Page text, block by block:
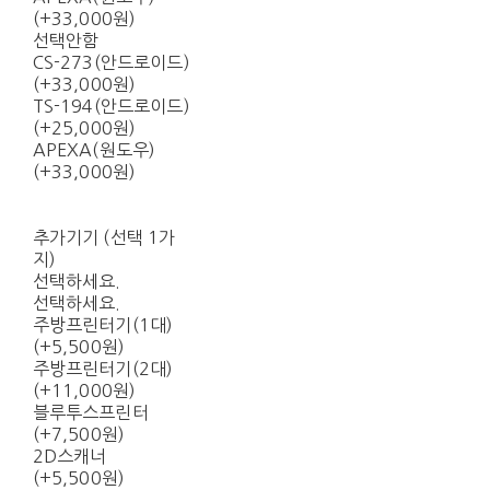
(+33,000원)
선택안함
CS-273(안드로이드)
(+33,000원)
TS-194(안드로이드)
(+25,000원)
APEXA(원도우)
(+33,000원)
추가기기 (선택 1가
지)
선택하세요.
선택하세요.
주방프린터기(1대)
(+5,500원)
주방프린터기(2대)
(+11,000원)
블루투스프린터
(+7,500원)
2D스캐너
(+5,500원)